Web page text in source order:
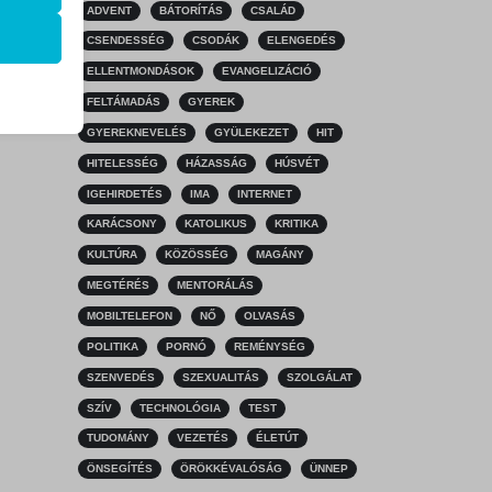
ADVENT BÁTORÍTÁS CSALÁD
CSENDESSÉG CSODÁK ELENGEDÉS
ELLENTMONDÁSOK EVANGELIZÁCIÓ
FELTÁMADÁS GYEREK
GYEREKNEVELÉS GYÜLEKEZET HIT
HITELESSÉG HÁZASSÁG HÚSVÉT
IGEHIRDETÉS IMA INTERNET
KARÁCSONY KATOLIKUS KRITIKA
KULTÚRA KÖZÖSSÉG MAGÁNY
MEGTÉRÉS MENTORÁLÁS
MOBILTELEFON NŐ OLVASÁS
POLITIKA PORNÓ REMÉNYSÉG
SZENVEDÉS SZEXUALITÁS SZOLGÁLAT
SZÍV TECHNOLÓGIA TEST
TUDOMÁNY VEZETÉS ÉLETÚT
ÖNSEGÍTÉS ÖRÖKKÉVALÓSÁG ÜNNEP